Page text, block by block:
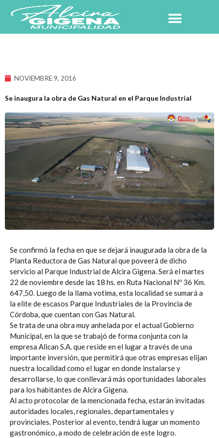
contenido
NOVIEMBRE 9, 2016
Se inaugura la obra de Gas Natural en el Parque Industrial
Se confirmó la fecha en que se dejará inaugurada la obra de la
Planta Reductora de Gas Natural que poveerá de dicho
servicio al Parque Industrial de Alcira Gigena. Será el martes
22 de noviembre desde las 18 hs. en Ruta Nacional Nº 36 Km.
647,50. Luego de la llama votima, esta localidad se sumará a
la elite de escasos Parque Industriales de la Provincia de
Córdoba, que cuentan con Gas Natural.
Se trata de una obra muy anhelada por el actual Gobierno
Municipal, en la que se trabajó de forma conjunta con la
empresa Alican S.A. que reside en el lugar a través de una
importante inversión, que permitirá que otras empresas elijan
nuestra localidad como el lugar en donde instalarse y
desarrollarse, lo que conllevará más oportunidades laborales
para los habitantes de Alcira Gigena.
Al acto protocolar de la mencionada fecha, estarán invitadas
autoridades locales, regionales, departamentales y
provinciales. Posterior al evento, tendrá lugar un momento
gastronómico, a modo de celebración de este logro.